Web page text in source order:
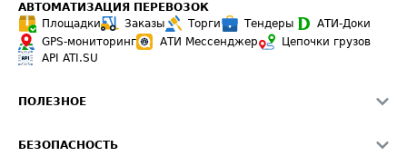
АВТОМАТИЗАЦИЯ ПЕРЕВОЗОК
Площадки
Заказы Торги Тендеры
АТИ-Доки
GPS-мониторинг
АТИ Мессенджер
Цепочки грузов
API ATI.SU
ПОЛЕЗНОЕ
БЕЗОПАСНОСТЬ